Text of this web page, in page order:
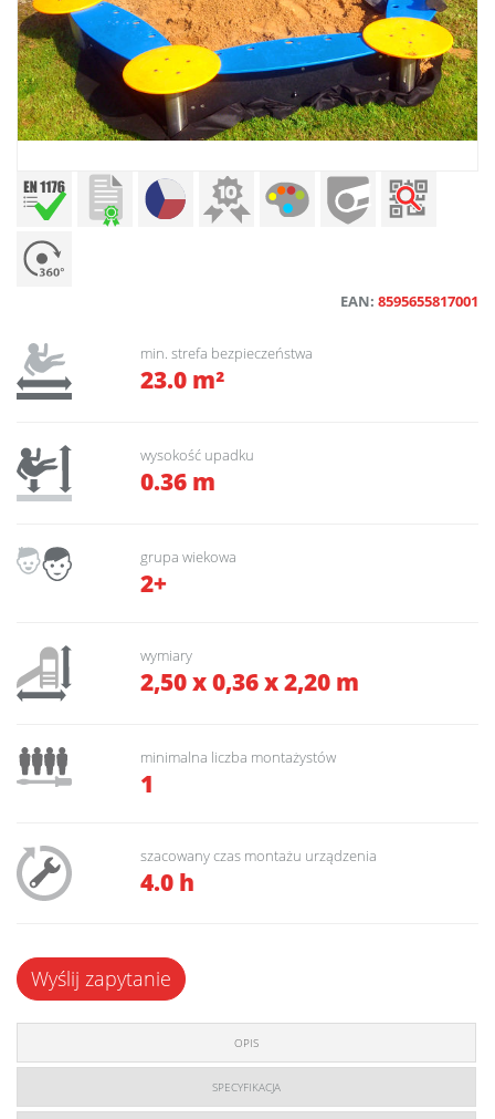
EAN: 8595655817001
min. strefa bezpieczeństwa
23.0 m²
wysokość upadku
0.36 m
grupa wiekowa
2+
wymiary
2,50 x 0,36 x 2,20 m
minimalna liczba montażystów
1
szacowany czas montażu urządzenia
4.0 h
Wyślij zapytanie
OPIS
SPECYFIKACJA